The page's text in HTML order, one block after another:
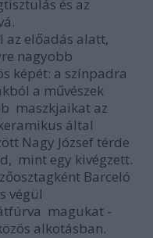
és az
az előadás alatt,
nagyobb
képét: a színpadra
a művészek
maszkjaikat az
által
Nagy József térde
mint egy kivégzett.
Barceló
végül
magukat -
alkotásban.